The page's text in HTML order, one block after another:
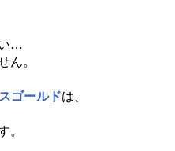
…
ん。
ゴールドは、
。